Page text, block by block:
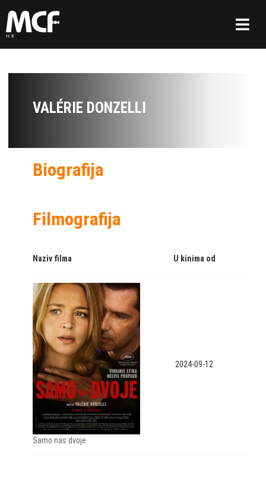
VALÉRIE DONZELLI
Biografija
Filmografija
Naziv filma U kinima od
Samo nas dvoje
2024-09-12